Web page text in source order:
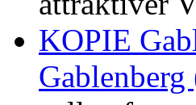
KOPIE